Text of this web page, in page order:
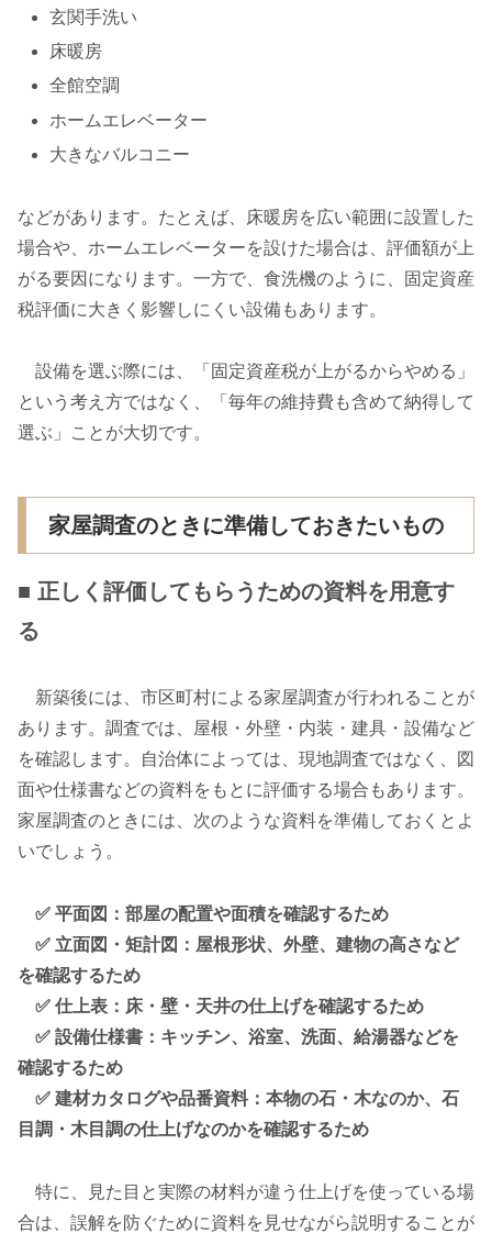
玄関手洗い
床暖房
全館空調
ホームエレベーター
大きなバルコニー
などがあります。たとえば、床暖房を広い範囲に設置した
場合や、ホームエレベーターを設けた場合は、評価額が上
がる要因になります。一方で、食洗機のように、固定資産
税評価に大きく影響しにくい設備もあります。
設備を選ぶ際には、「固定資産税が上がるからやめる」
という考え方ではなく、「毎年の維持費も含めて納得して
選ぶ」ことが大切です。
家屋調査のときに準備しておきたいもの
■ 正しく評価してもらうための資料を用意す
る
新築後には、市区町村による家屋調査が行われることが
あります。調査では、屋根・外壁・内装・建具・設備など
を確認します。自治体によっては、現地調査ではなく、図
面や仕様書などの資料をもとに評価する場合もあります。
家屋調査のときには、次のような資料を準備しておくとよ
いでしょう。
✅ 平面図：部屋の配置や面積を確認するため
✅ 立面図・矩計図：屋根形状、外壁、建物の高さなど
を確認するため
✅ 仕上表：床・壁・天井の仕上げを確認するため
✅ 設備仕様書：キッチン、浴室、洗面、給湯器などを
確認するため
✅ 建材カタログや品番資料：本物の石・木なのか、石
目調・木目調の仕上げなのかを確認するため
特に、見た目と実際の材料が違う仕上げを使っている場
合は、誤解を防ぐために資料を見せながら説明することが